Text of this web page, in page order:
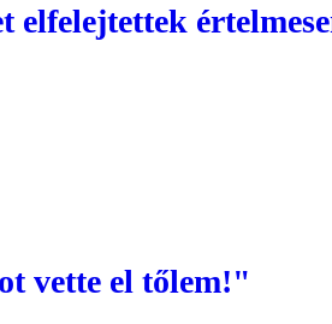
vette el tőlem!"